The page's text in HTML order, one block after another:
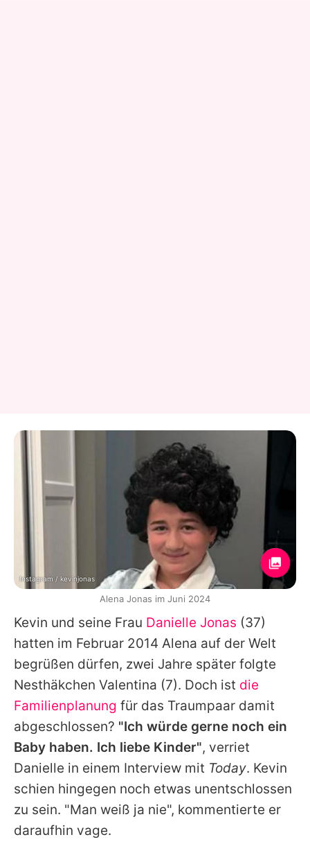
Kevin und seine Frau Danielle Jonas (37)
hatten im Februar 2014 Alena auf der Welt
begrüßen dürfen, zwei Jahre später folgte
Nesthäkchen Valentina (7). Doch ist die
Familienplanung für das Traumpaar damit
abgeschlossen? "Ich würde gerne noch ein
Baby haben. Ich liebe Kinder", verriet
Danielle in einem Interview mit Today. Kevin
schien hingegen noch etwas unentschlossen
zu sein. "Man weiß ja nie", kommentierte er
daraufhin vage.
Instagram / kevinjonas
Alena Jonas im Juni 2024